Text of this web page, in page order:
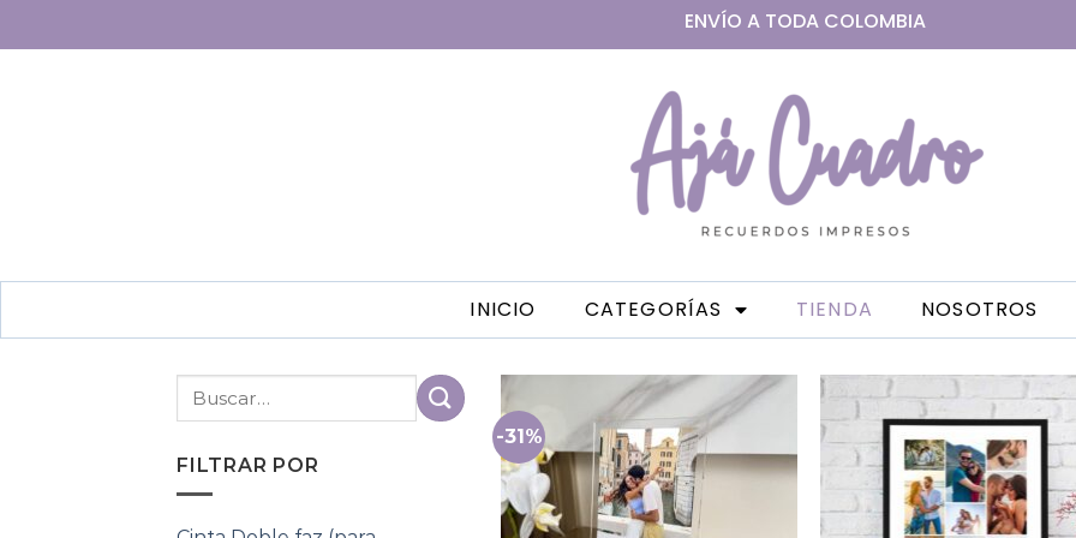
ENVÍO A TODA COLOMBIA
INICIO CATEGORÍAS TIENDA NOSOTROS
FILTRAR POR
-31%